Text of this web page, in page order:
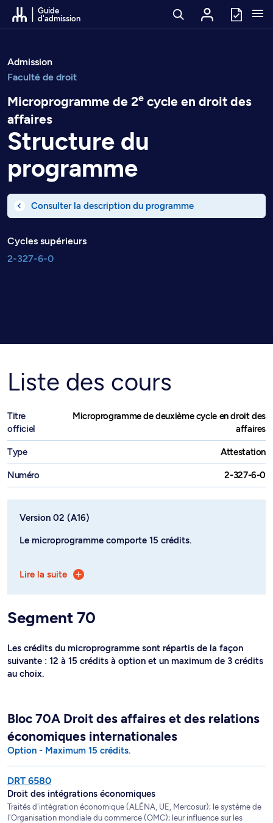
Passer au contenu
Guide
d'admission
Admission
Faculté de droit
Microprogramme de 2e cycle en droit des
affaires
Structure du
programme
Consulter la description du programme
Cycles supérieurs
2-327-6-0
Liste des cours
Titre
officiel
Microprogramme de deuxième cycle en droit des
affaires
Type Attestation
Numéro 2-327-6-0
Version 02 (A16)
Le microprogramme comporte 15 crédits.
internationales;
- Droit des produits et marchés financiers;
- Droit et pratiques contractuelles des affaires.
Le programme peut s'effectuer :
compétences professionnelles, selon leurs besoins
spécifiques;
- Un parcours par thématique nécessite l'inscription à au
droit des affaires et des relations économiques
internationales; ii) droit des marchés financiers; iii) droit
et pratiques contractuelles de l'entreprise.
Lire la suite
Segment 70
Les crédits du microprogramme sont répartis de la façon
suivante : 12 à 15 crédits à option et un maximum de 3 crédits
au choix.
Bloc 70A Droit des affaires et des relations
économiques internationales
Option - Maximum 15 crédits.
DRT 6580
Droit des intégrations économiques
Traités d'intégration économique (ALÉNA, UE, Mercosur); le système de
l'Organisation mondiale du commerce (OMC); leur influence sur les